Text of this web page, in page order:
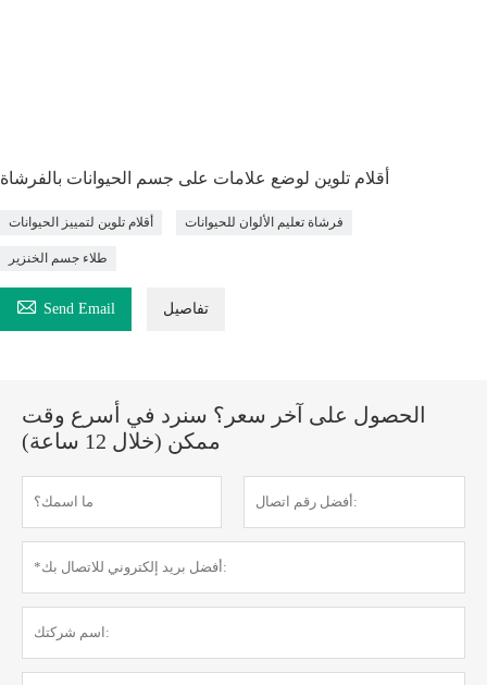
أقلام تلوين لوضع علامات على جسم الحيوانات بالفرشاة
أقلام تلوين لتمييز الحيوانات فرشاة تعليم الألوان للحيوانات
طلاء جسم الخنزير
 Send Email تفاصيل
الحصول على آخر سعر؟ سنرد في أسرع وقت
ممكن (خلال 12 ساعة)